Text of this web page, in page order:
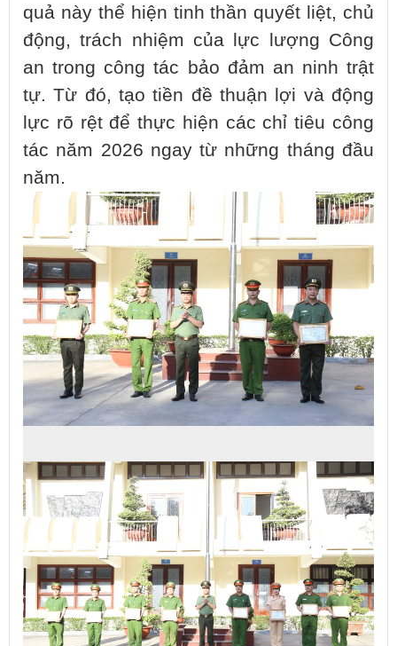
quả này thể hiện tinh thần quyết liệt, chủ
động, trách nhiệm của lực lượng Công
an trong công tác bảo đảm an ninh trật
tự. Từ đó, tạo tiền đề thuận lợi và động
lực rõ rệt để thực hiện các chỉ tiêu công
tác năm 2026 ngay từ những tháng đầu
năm.